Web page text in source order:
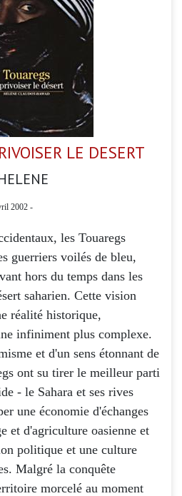
LE DESERT
2002 -
les Touaregs
guerriers voilés de bleu,
hors du temps dans les
saharien. Cette vision
réalité historique,
infiniment plus complexe.
et d'un sens étonnant de
ont su tirer le meilleur parti
- le Sahara et ses rives
une économie d'échanges
et d'agriculture oasienne et
politique et une culture
Malgré la conquête
morcelé au moment